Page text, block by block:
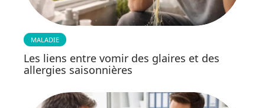
MALADIE
Les liens entre vomir des glaires et des
allergies saisonnières